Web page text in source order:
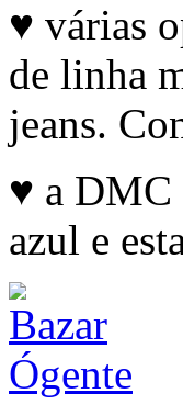
♥ várias
de linha
jeans.
♥ a DMC
azul e